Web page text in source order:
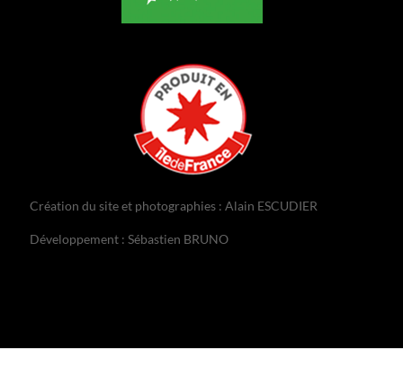
Création du site et photographies : Alain ESCUDIER
Développement : Sébastien BRUNO